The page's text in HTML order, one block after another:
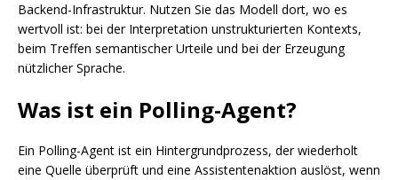
Backend-Infrastruktur. Nutzen Sie das Modell dort, wo es
wertvoll ist: bei der Interpretation unstrukturierten Kontexts,
beim Treffen semantischer Urteile und bei der Erzeugung
nützlicher Sprache.
Was ist ein Polling-Agent?
Ein Polling-Agent ist ein Hintergrundprozess, der wiederholt
eine Quelle überprüft und eine Assistentenaktion auslöst, wenn